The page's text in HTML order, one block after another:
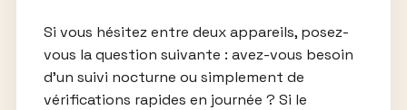
Si vous hésitez entre deux appareils, posez-
vous la question suivante : avez-vous besoin
d’un suivi nocturne ou simplement de
vérifications rapides en journée ? Si le